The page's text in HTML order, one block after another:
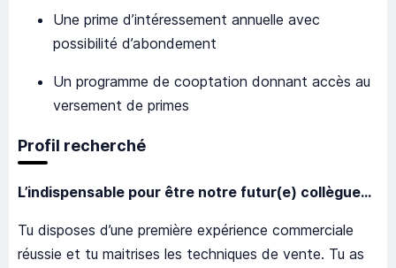
Une prime d’intéressement annuelle avec
possibilité d’abondement
Un programme de cooptation donnant accès au
versement de primes
Profil recherché
L’indispensable pour être notre futur(e) collègue…
Tu disposes d’une première expérience commerciale
réussie et tu maitrises les techniques de vente. Tu as